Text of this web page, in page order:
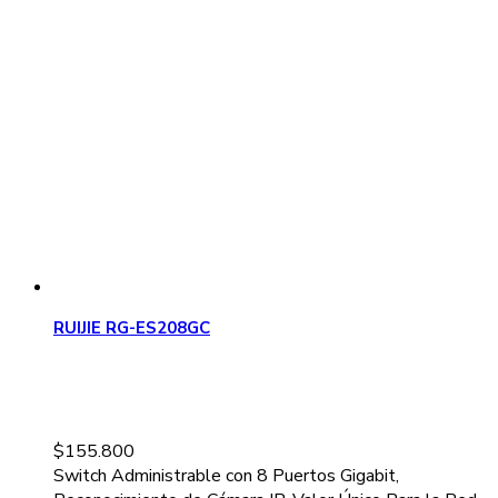
RUIJIE RG-ES208GC
$155.800
Switch Administrable con 8 Puertos Gigabit,